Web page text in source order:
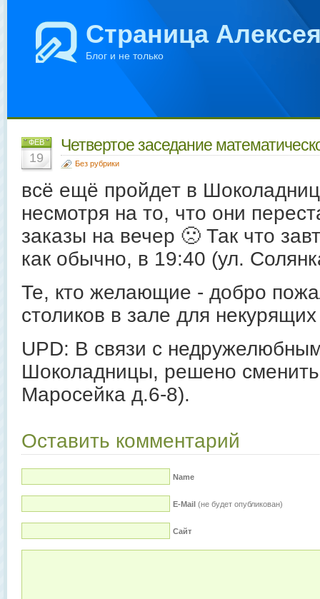
Страница
Блог и не только
ФЕВ
19
Четвертое заседание
Без рубрики
всё ещё пройдет в
несмотря на то, что они
заказы на вечер 🙁 Так что
как обычно, в 19:40 (ул.
Те, кто желающие - добро
столиков в зале для
UPD: В связи с
Шоколадницы, решено
Маросейка д.6-8).
Оставить комментарий
Name
E-Mail (не будет опубликован)
Сайт